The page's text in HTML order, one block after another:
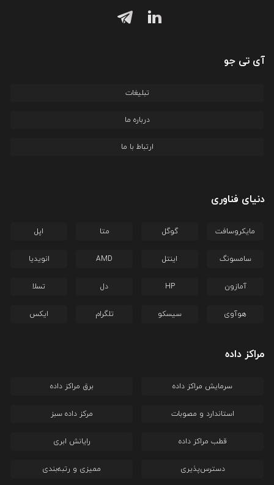
آی تی جو
تبلیغات
درباره ما
ارتباط با ما
دنیای فناوری
مایکروسافت گوگل متا اپل
سامسونگ اینتل AMD انویدیا
آمازون HP دل تسلا
هوآوی سیسکو تلگرام ایکس
مراکز داده
سرمایش مراکز داده برق مراکز داده
استاندارد و مصوبات مرکز داده سبز
قطب مراکز داده رایانش ابری
دسترس‌پذیری ممیزی و رتبه‌بندی